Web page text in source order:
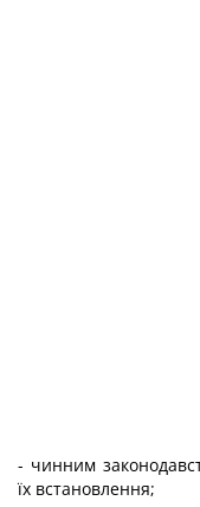
- чинним
їх встановлення;